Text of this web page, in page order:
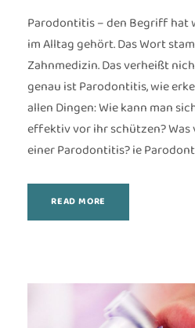
Parodontitis – den Begriff hat
im Alltag gehört. Das Wort
Zahnmedizin. Das verheißt
genau ist Parodontitis, wie
allen Dingen: Wie kann man
effektiv vor ihr schützen?
einer Parodontitis? ie
READ MORE